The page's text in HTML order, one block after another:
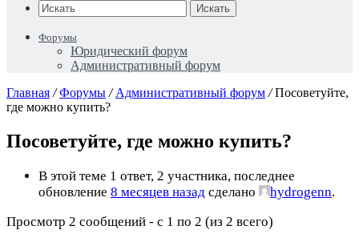
Искать
Форумы
Юридический форум
Административный форум
Главная / Форумы / Административный форум / Посоветуйте,
где можно купить?
Посоветуйте, где можно купить?
В этой теме 1 ответ, 2 участника, последнее
обновление 8 месяцев назад сделано hydrogenn.
Просмотр 2 сообщений - с 1 по 2 (из 2 всего)